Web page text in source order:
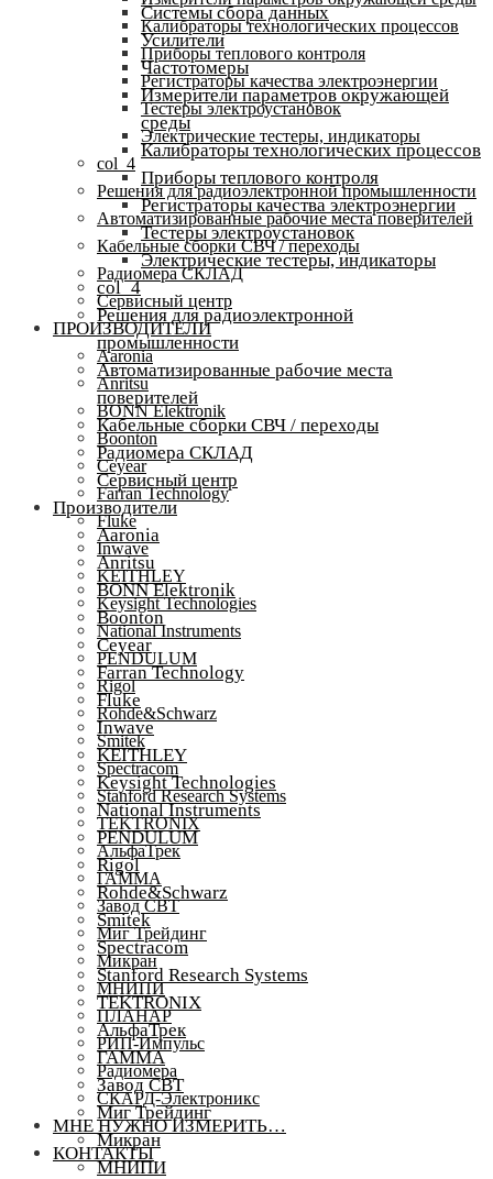
Калибраторы технологических процессов
Приборы теплового контроля
Регистраторы качества электроэнергии
Тестеры электроустановок
Электрические тестеры, индикаторы
col_4
Решения для радиоэлектронной промышленности
Автоматизированные рабочие места поверителей
Кабельные сборки СВЧ / переходы
Радиомера СКЛАД
Сервисный центр
ПРОИЗВОДИТЕЛИ
Aaronia
Anritsu
BONN Elektronik
Boonton
Ceyear
Farran Technology
Fluke
Inwave
KEITHLEY
Keysight Technologies
National Instruments
PENDULUM
Rigol
Rohde&Schwarz
Smitek
Spectracom
Stanford Research Systems
TEKTRONIX
АльфаТрек
ГАММА
Завод СВТ
Миг Трейдинг
Микран
МНИПИ
ПЛАНАР
РИП-Импульс
Радиомера
СКАРД-Электроникс
МНЕ НУЖНО ИЗМЕРИТЬ…
КОНТАКТЫ
Системы сбора данных
Усилители
Частотомеры
Измерители параметров окружающей
среды
Калибраторы технологических процессов
Приборы теплового контроля
Регистраторы качества электроэнергии
Тестеры электроустановок
Электрические тестеры, индикаторы
col_4
Решения для радиоэлектронной
промышленности
Автоматизированные рабочие места
поверителей
Кабельные сборки СВЧ / переходы
Радиомера СКЛАД
Сервисный центр
Производители
Aaronia
Anritsu
BONN Elektronik
Boonton
Ceyear
Farran Technology
Fluke
Inwave
KEITHLEY
Keysight Technologies
National Instruments
PENDULUM
Rigol
Rohde&Schwarz
Smitek
Spectracom
Stanford Research Systems
TEKTRONIX
АльфаТрек
ГАММА
Завод СВТ
Миг Трейдинг
Микран
МНИПИ